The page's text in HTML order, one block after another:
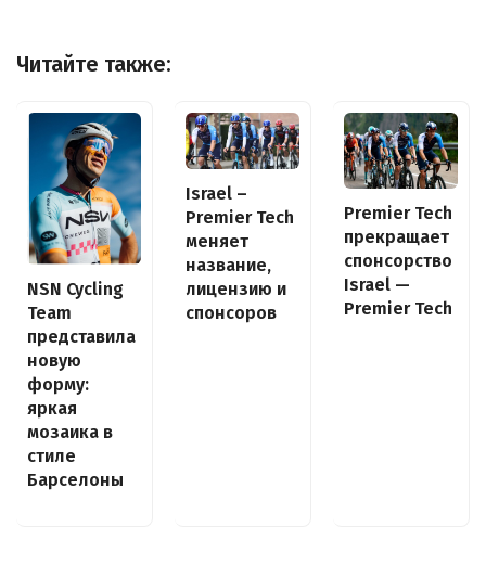
Читайте также:
NSN Cycling
Team
представила
новую
форму:
яркая
мозаика в
стиле
Барселоны
Israel –
Premier Tech
меняет
название,
лицензию и
спонсоров
Premier Tech
прекращает
спонсорство
Israel —
Premier Tech